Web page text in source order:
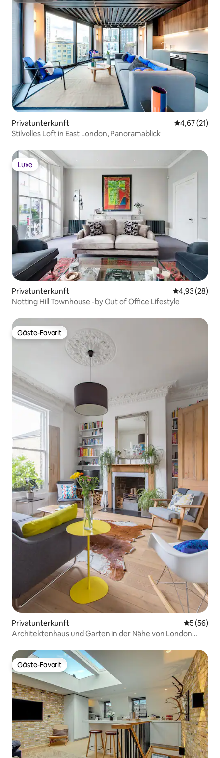
Privatunterkunft
4,67 (21)
Stilvolles Loft in East London, Panoramablick
Luxe
Luxe
Privatunterkunft
4,93 (28)
Notting Hill Townhouse -by Out of Office Lifestyle
Gäste-Favorit
Gäste-Favorit
Privatunterkunft
5 (56)
Architektenhaus und Garten in der Nähe von London
Gäste-Favorit
Gäste-Favorit